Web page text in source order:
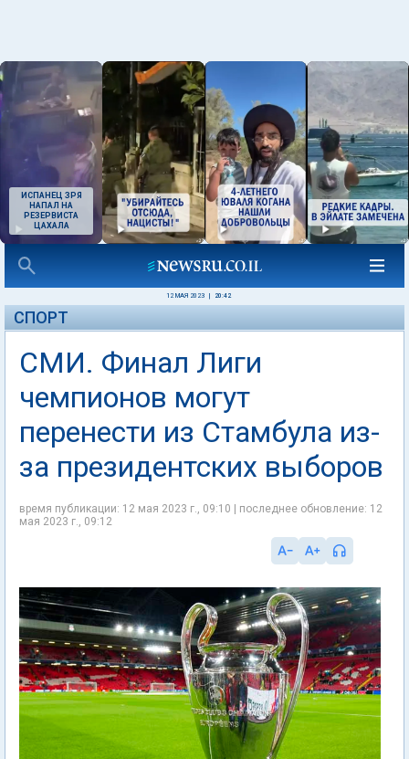
ИСПАНЕЦ ЗРЯ
НАПАЛ НА
РЕЗЕРВИСТА
ЦАХАЛА
12 МАЯ 2023 20:42
СПОРТ
СМИ. Финал Лиги
чемпионов могут
перенести из Стамбула из-
за президентских выборов
время публикации: 12 мая 2023 г., 09:10 | последнее обновление: 12
мая 2023 г., 09:12